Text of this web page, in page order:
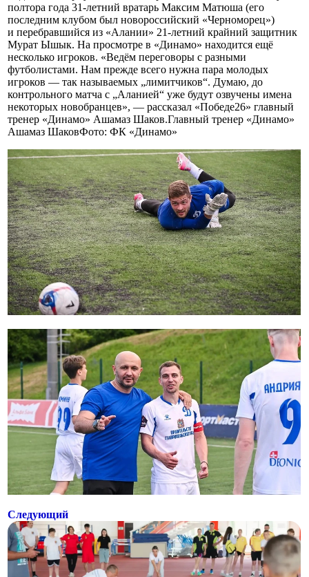
полтора года 31-летний вратарь Максим Матюша (его
последним клубом был новороссийский «Черноморец»)
и перебравшийся из «Алании» 21-летний крайний защитник
Мурат Ышык. На просмотре в «Динамо» находится ещё
несколько игроков. «Ведём переговоры с разными
футболистами. Нам прежде всего нужна пара молодых
игроков — так называемых „лимитчиков“. Думаю, до
контрольного матча с „Аланией“ уже будут озвучены имена
некоторых новобранцев», — рассказал «Победе26» главный
тренер «Динамо» Ашамаз Шаков.Главный тренер «Динамо»
Ашамаз ШаковФото: ФК «Динамо»
Следующий